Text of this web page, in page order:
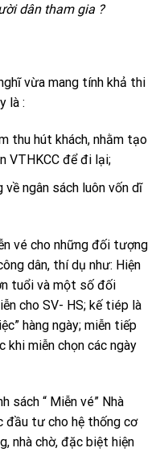
dân tham gia ?
vừa mang tính khả thi
là :
thu hút khách, nhằm tạo
VTHKCC để đi lại;
ngân sách luôn vốn dĩ
vé cho những đối tượng
dân, thí dụ như: Hiện
tuổi và một số đối
cho SV- HS; kế tiép là
hàng ngày; miễn tiếp
miễn chọn các ngày
sách “ Miễn vé” Nhà
đầu tư cho hệ thống cơ
nhà chờ, đặc biệt hiện